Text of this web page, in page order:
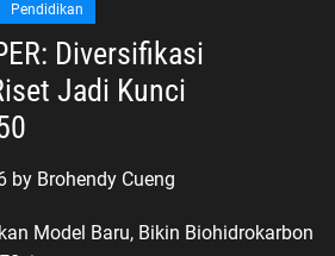
Pendidikan
Diversifikasi
Jadi Kunci
by Brohendy Cueng